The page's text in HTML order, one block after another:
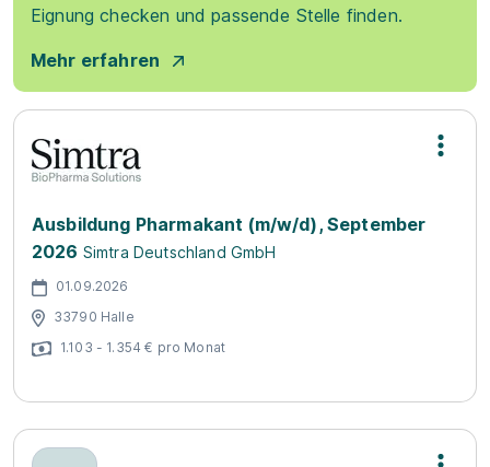
Eignung checken und passende Stelle finden.
Mehr erfahren
Ausbildung Pharmakant (m/w/d), September
2026 Simtra Deutschland GmbH
01.09.2026
33790 Halle
1.103 - 1.354 € pro Monat